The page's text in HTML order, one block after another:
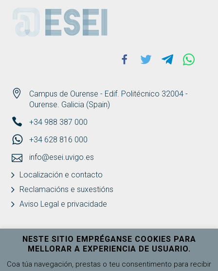
ESEI
Campus de Ourense - Edif. Politécnico 32004 -
Ourense. Galicia (Spain)
+34 988 387 000
+34 628 816 000
info@esei.uvigo.es
Localización e contacto
Reclamacións e suxestións
Aviso Legal e privacidade
Facebook
Twitter Telegram
NESTE SITIO EMPRÉGANSE COOKIES PARA
MELLORAR A EXPERIENCIA DE USUARIO.
Coa túa navegación, prestas o teu consentimento para recibir